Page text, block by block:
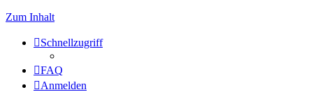
Zum Inhalt
Schnellzugriff
FAQ
Anmelden